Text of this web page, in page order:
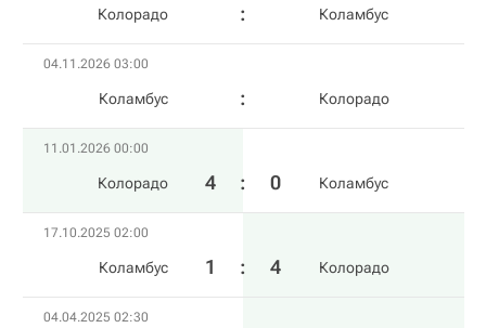
Колорадо Коламбус
04.11.2026 03:00
Коламбус Колорадо
11.01.2026 00:00
Колорадо 4 : 0 Коламбус
17.10.2025 02:00
Коламбус 1 : 4 Колорадо
04.04.2025 02:30